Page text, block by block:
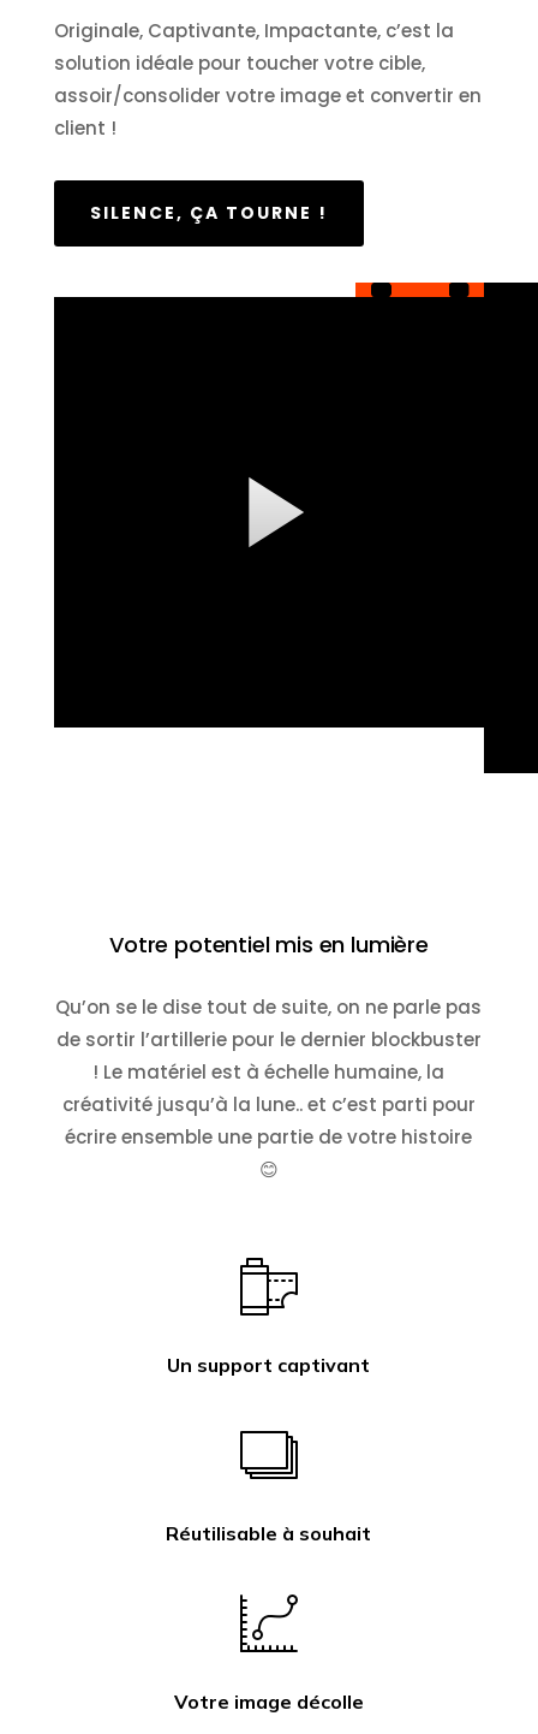
Originale, Captivante, Impactante, c’est la
solution idéale pour toucher votre cible,
assoir/consolider votre image et convertir en
client !
SILENCE, ÇA TOURNE !
Votre potentiel mis en lumière
Qu’on se le dise tout de suite, on ne parle pas
de sortir l’artillerie pour le dernier blockbuster
! Le matériel est à échelle humaine, la
créativité jusqu’à la lune.. et c’est parti pour
écrire ensemble une partie de votre histoire
😊
Un support captivant
Réutilisable à souhait
Votre image décolle